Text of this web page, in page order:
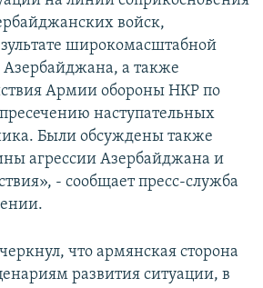
войск,
широкомасштабной
Азербайджана, а также
Армии обороны НКР по
наступательных
Были обсуждены также
агрессии Азербайджана и
- сообщает пресс-служба
что армянская сторона
развития ситуации, в